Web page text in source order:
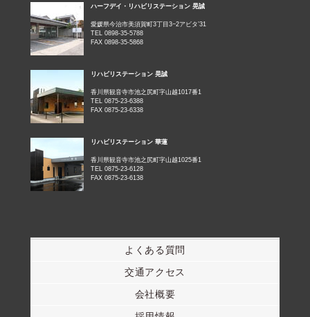
ハーフデイ・リハビリステーション 晃誠
愛媛県今治市美須賀町3丁目3−2アビタ’31
TEL 0898-35-5788
FAX 0898-35-5868
リハビリステーション 晃誠
香川県観音寺市池之尻町字山越1017番1
TEL 0875-23-6388
FAX 0875-23-6338
リハビリステーション 華蓮
香川県観音寺市池之尻町字山越1025番1
TEL 0875-23-6128
FAX 0875-23-6138
よくある質問
交通アクセス
会社概要